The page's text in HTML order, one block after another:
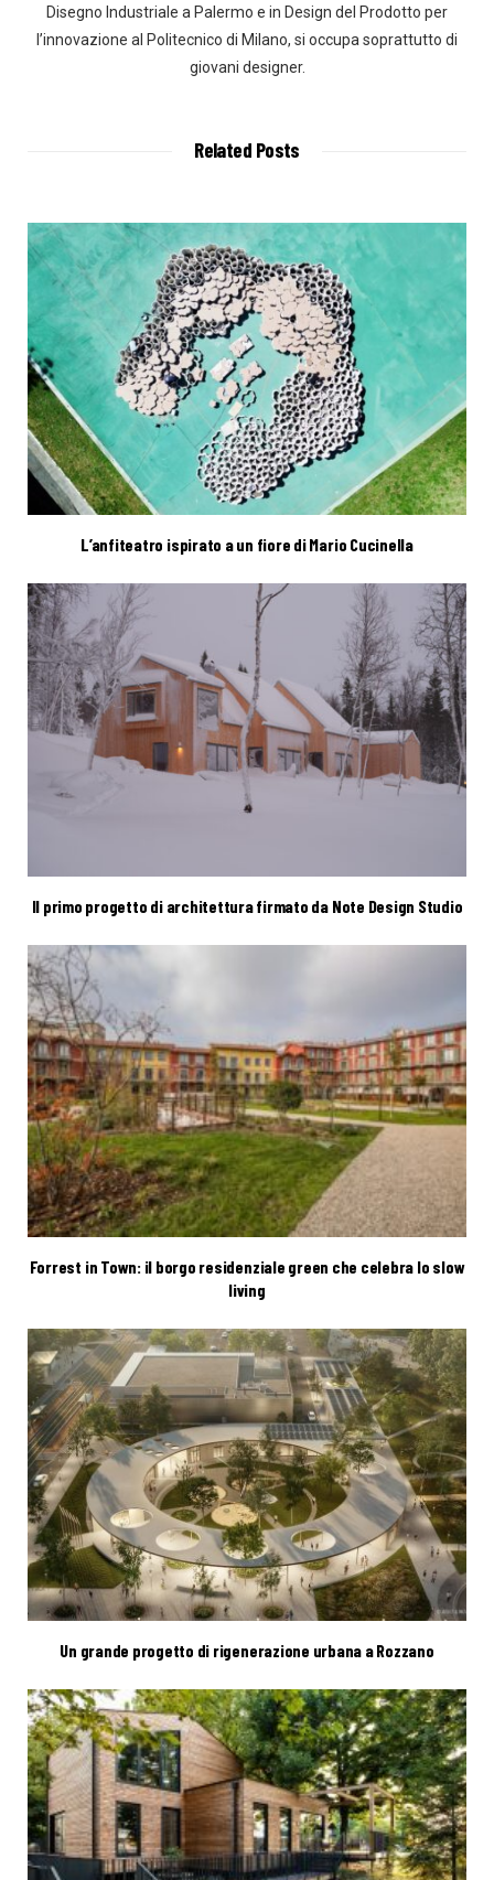
Disegno Industriale a Palermo e in Design del Prodotto per
l’innovazione al Politecnico di Milano, si occupa soprattutto di
giovani designer.
Related Posts
L’anfiteatro ispirato a un fiore di Mario Cucinella
Il primo progetto di architettura firmato da Note Design Studio
Forrest in Town: il borgo residenziale green che celebra lo slow
living
Un grande progetto di rigenerazione urbana a Rozzano